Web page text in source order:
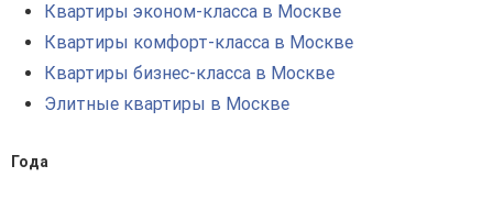
Квартиры эконом-класса в Москве
Квартиры комфорт-класса в Москве
Квартиры бизнес-класса в Москве
Элитные квартиры в Москве
Года